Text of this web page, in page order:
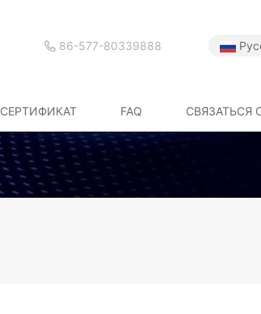
86-577-80339888
СЕРТИФИКАТ FAQ СВЯЗАТЬСЯ